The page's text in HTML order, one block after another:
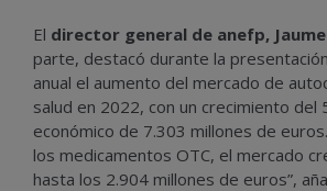
El director general de anefp,
parte, destacó durante la
anual el aumento del mercado de
salud en 2022, con un crecimiento del
económico de 7.303 millones de
los medicamentos OTC, el mercado
hasta los 2.904 millones de euros”,